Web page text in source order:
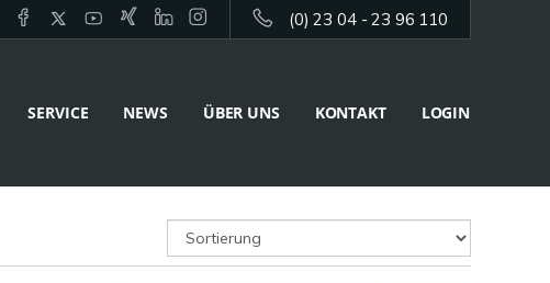
(0) 23 04 - 23 96 110
SERVICE NEWS ÜBER UNS KONTAKT LOGIN